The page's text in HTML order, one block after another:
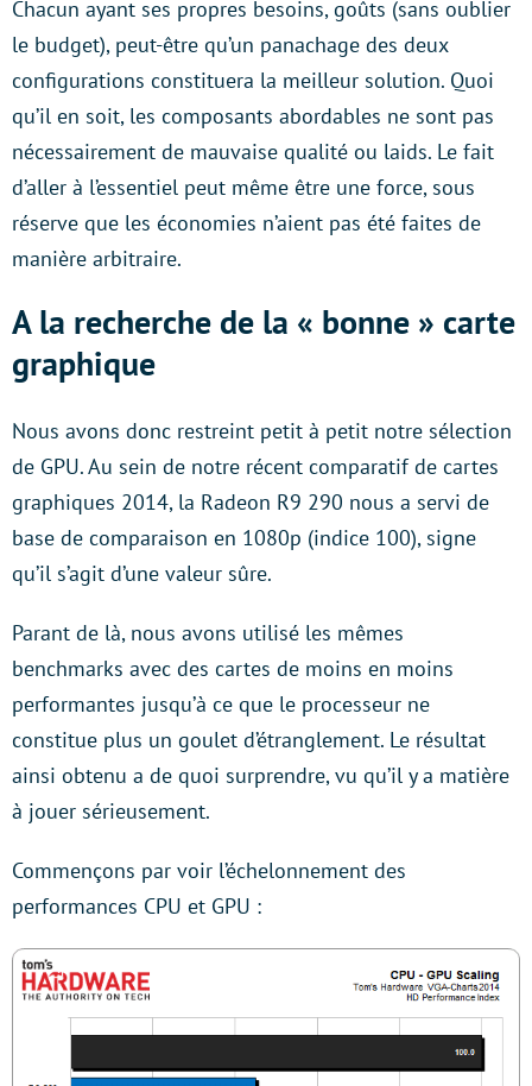
Chacun ayant ses propres besoins, goûts (sans oublier
le budget), peut-être qu’un panachage des deux
configurations constituera la meilleur solution. Quoi
qu’il en soit, les composants abordables ne sont pas
nécessairement de mauvaise qualité ou laids. Le fait
d’aller à l’essentiel peut même être une force, sous
réserve que les économies n’aient pas été faites de
manière arbitraire.
A la recherche de la « bonne » carte
graphique
Nous avons donc restreint petit à petit notre sélection
de GPU. Au sein de notre récent comparatif de cartes
graphiques 2014, la Radeon R9 290 nous a servi de
base de comparaison en 1080p (indice 100), signe
qu’il s’agit d’une valeur sûre.
Parant de là, nous avons utilisé les mêmes
benchmarks avec des cartes de moins en moins
performantes jusqu’à ce que le processeur ne
constitue plus un goulet d’étranglement. Le résultat
ainsi obtenu a de quoi surprendre, vu qu’il y a matière
à jouer sérieusement.
Commençons par voir l’échelonnement des
performances CPU et GPU :